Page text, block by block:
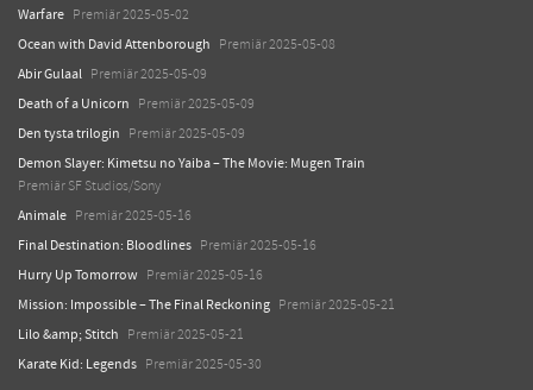
Warfare Premiär 2025-05-02
Ocean with David Attenborough Premiär 2025-05-08
Abir Gulaal Premiär 2025-05-09
Death of a Unicorn Premiär 2025-05-09
Den tysta trilogin Premiär 2025-05-09
Demon Slayer: Kimetsu no Yaiba – The Movie: Mugen Train
Premiär SF Studios/Sony
Animale Premiär 2025-05-16
Final Destination: Bloodlines Premiär 2025-05-16
Hurry Up Tomorrow Premiär 2025-05-16
Mission: Impossible – The Final Reckoning Premiär 2025-05-21
Lilo &amp; Stitch Premiär 2025-05-21
Karate Kid: Legends Premiär 2025-05-30